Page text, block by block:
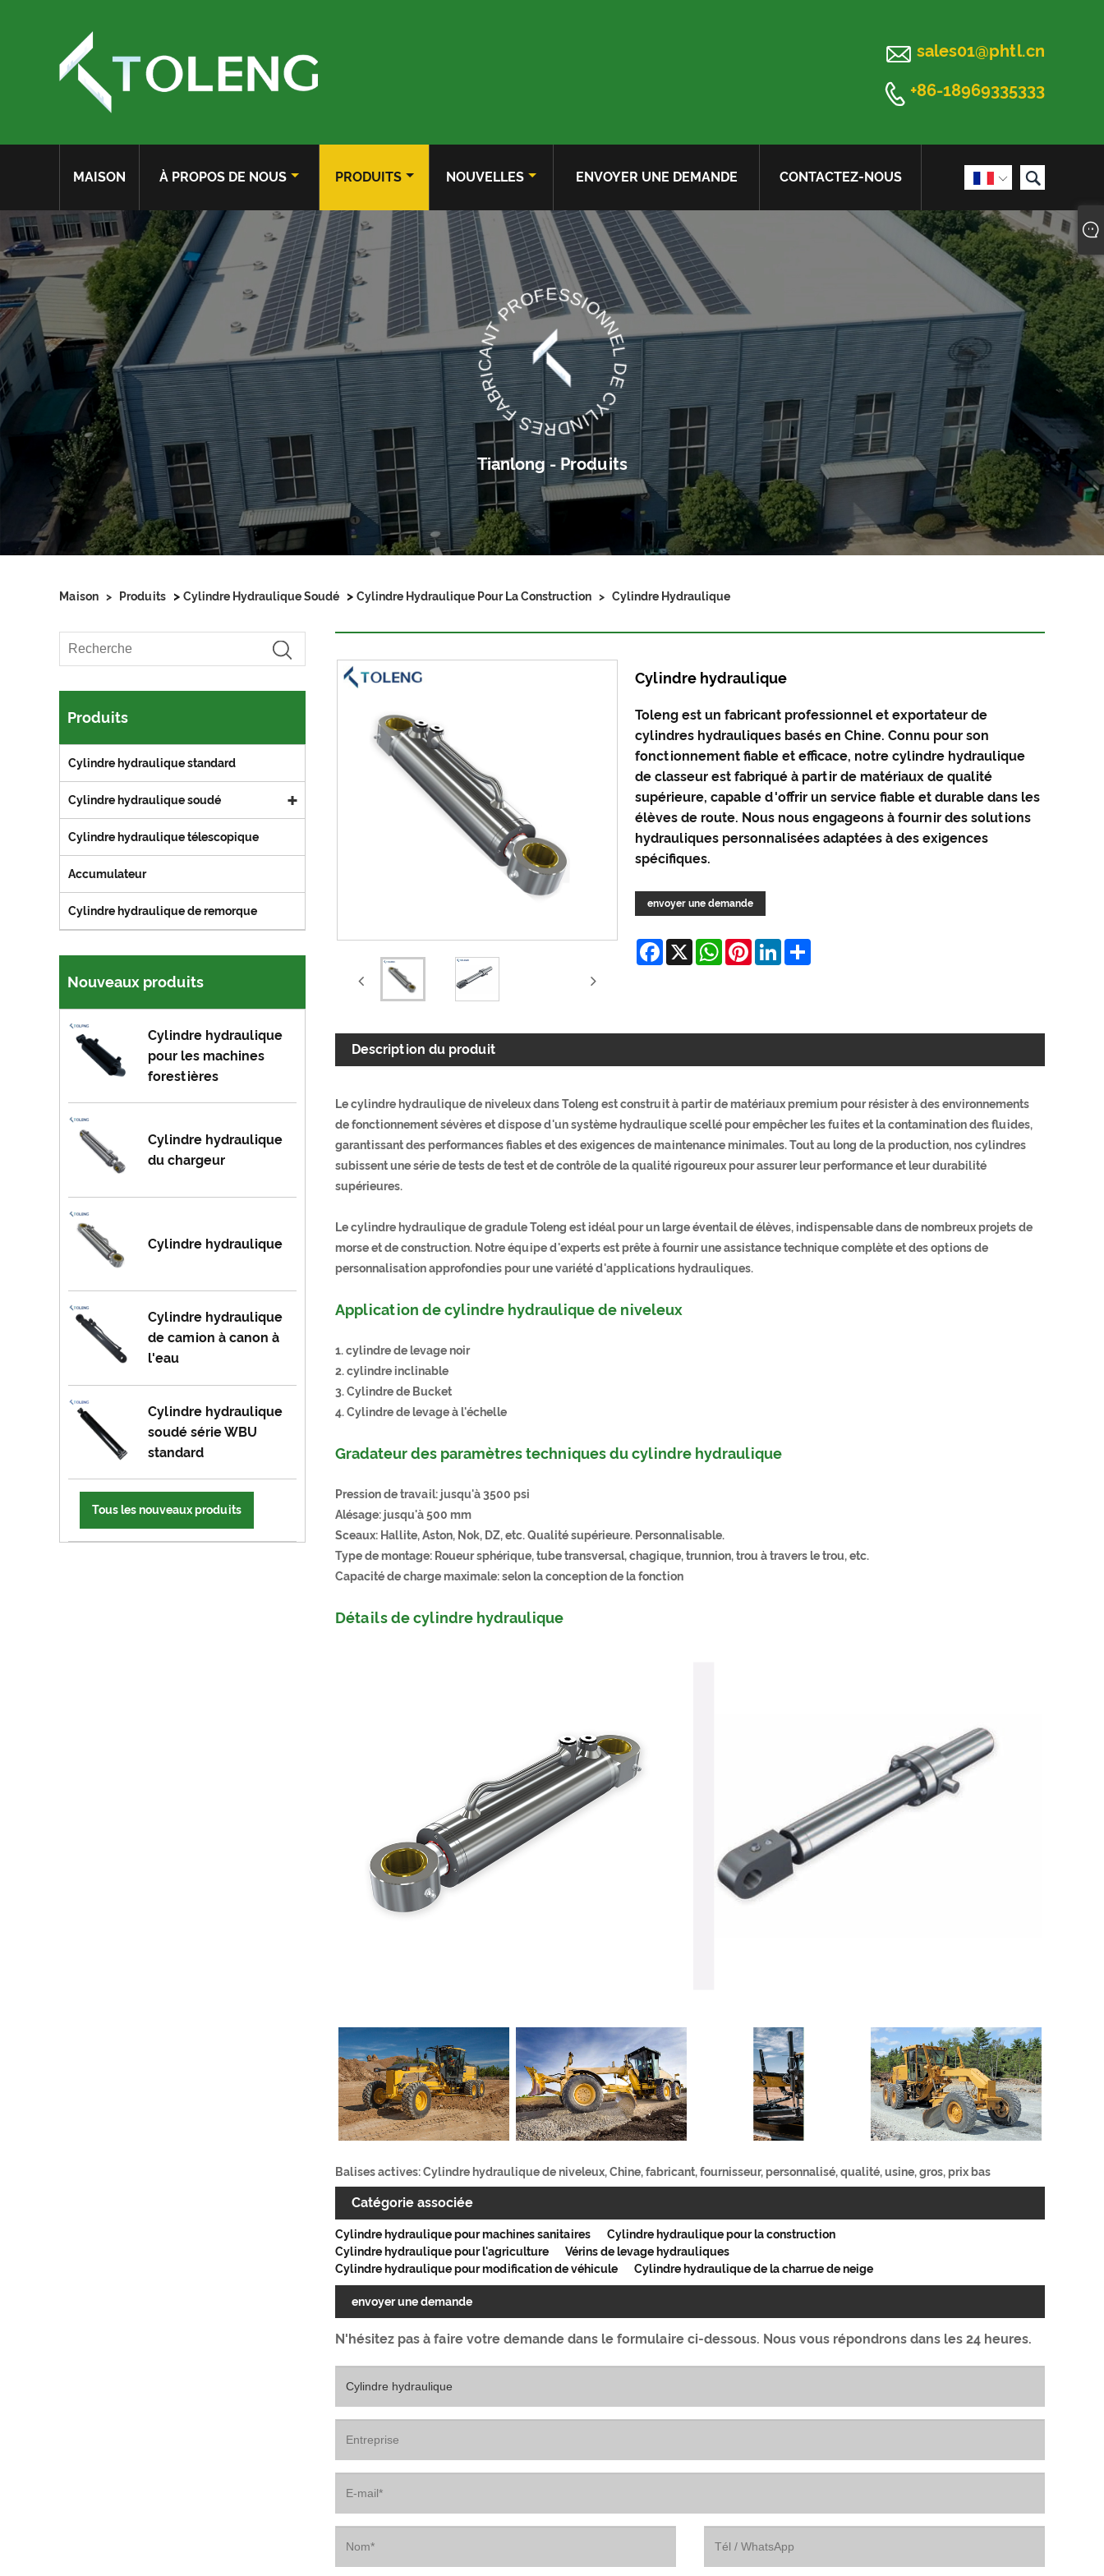
 sales01@phtl.cn
 +86-18969335333
 
MAISON À PROPOS DE NOUS PRODUITS NOUVELLES ENVOYER UNE DEMANDE CONTACTEZ-NOUS
FABRICANT PROFESSIONNEL DE CYLINDRES
Tianlong - Produits
Maison > Produits > Cylindre Hydraulique Soudé > Cylindre Hydraulique Pour La Construction > Cylindre Hydraulique
Produits
Cylindre hydraulique standard
Cylindre hydraulique soudé
Cylindre hydraulique télescopique
Accumulateur
Cylindre hydraulique de remorque
Nouveaux produits
Cylindre hydraulique
pour les machines
forestières
Cylindre hydraulique
du chargeur
Cylindre hydraulique
Cylindre hydraulique
de camion à canon à
l'eau
Cylindre hydraulique
soudé série WBU
standard
Tous les nouveaux produits
Cylindre hydraulique
Toleng est un fabricant professionnel et exportateur de
cylindres hydrauliques basés en Chine. Connu pour son
fonctionnement fiable et efficace, notre cylindre hydraulique
de classeur est fabriqué à partir de matériaux de qualité
supérieure, capable d'offrir un service fiable et durable dans les
élèves de route. Nous nous engageons à fournir des solutions
hydrauliques personnalisées adaptées à des exigences
spécifiques.
envoyer une demande
Facebook
X WhatsApp
Pinterest
LinkedIn
Share
Description du produit
Le cylindre hydraulique de niveleux dans Toleng est construit à partir de matériaux premium pour résister à des environnements
de fonctionnement sévères et dispose d'un système hydraulique scellé pour empêcher les fuites et la contamination des fluides,
garantissant des performances fiables et des exigences de maintenance minimales. Tout au long de la production, nos cylindres
subissent une série de tests de test et de contrôle de la qualité rigoureux pour assurer leur performance et leur durabilité
supérieures.
Le cylindre hydraulique de gradule Toleng est idéal pour un large éventail de élèves, indispensable dans de nombreux projets de
morse et de construction. Notre équipe d'experts est prête à fournir une assistance technique complète et des options de
personnalisation approfondies pour une variété d'applications hydrauliques.
Application de cylindre hydraulique de niveleux
1. cylindre de levage noir
2. cylindre inclinable
3. Cylindre de Bucket
4. Cylindre de levage à l'échelle
Gradateur des paramètres techniques du cylindre hydraulique
Pression de travail: jusqu'à 3500 psi
Alésage: jusqu'à 500 mm
Sceaux: Hallite, Aston, Nok, DZ, etc. Qualité supérieure. Personnalisable.
Type de montage: Roueur sphérique, tube transversal, chagique, trunnion, trou à travers le trou, etc.
Capacité de charge maximale: selon la conception de la fonction
Détails de cylindre hydraulique
Balises actives: Cylindre hydraulique de niveleux, Chine, fabricant, fournisseur, personnalisé, qualité, usine, gros, prix bas
Catégorie associée
Cylindre hydraulique pour machines sanitaires
Cylindre hydraulique pour la construction
Cylindre hydraulique pour l'agriculture
Vérins de levage hydrauliques
Cylindre hydraulique pour modification de véhicule
Cylindre hydraulique de la charrue de neige
envoyer une demande
N'hésitez pas à faire votre demande dans le formulaire ci-dessous. Nous vous répondrons dans les 24 heures.